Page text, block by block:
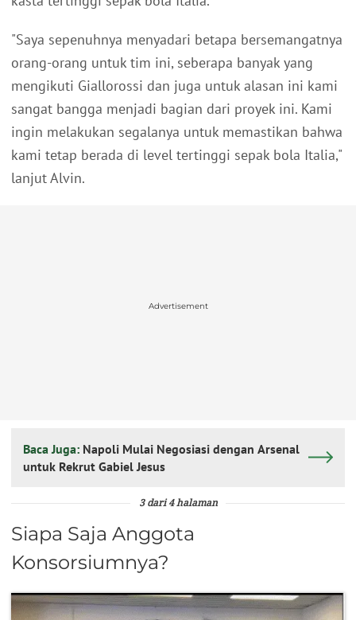
"Saya sepenuhnya menyadari betapa bersemangatnya
orang-orang untuk tim ini, seberapa banyak yang
mengikuti Giallorossi dan juga untuk alasan ini kami
sangat bangga menjadi bagian dari proyek ini. Kami
ingin melakukan segalanya untuk memastikan bahwa
kami tetap berada di level tertinggi sepak bola Italia,"
lanjut Alvin.
Advertisement
Baca Juga: Napoli Mulai Negosiasi dengan Arsenal
untuk Rekrut Gabiel Jesus
3 dari 4 halaman
Siapa Saja Anggota
Konsorsiumnya?